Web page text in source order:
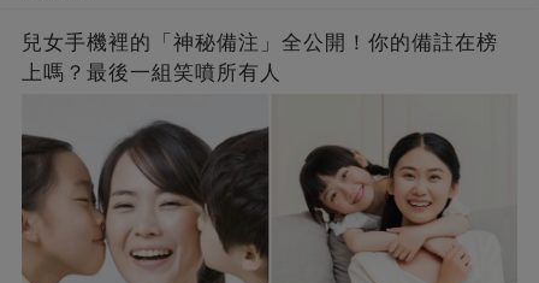
兒女手機裡的「神秘備注」全公開！你的備註在榜
上嗎？最後一組笑噴所有人